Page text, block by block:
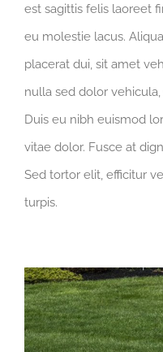
est sagittis felis laoreet
eu molestie lacus.
placerat dui, sit amet
nulla sed dolor
Duis eu nibh euismod
vitae dolor. Fusce at
Sed tortor elit, efficitur
turpis.